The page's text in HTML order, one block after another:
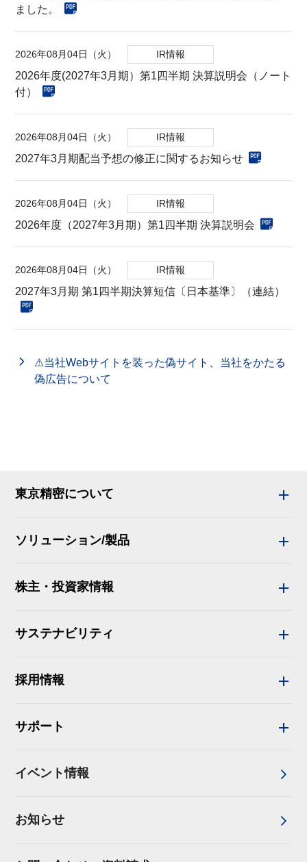
ました。
2026年08月04日（火） IR情報
2026年度(2027年3月期）第1四半期 決算説明会（ノート
付）
2026年08月04日（火） IR情報
2027年3月期配当予想の修正に関するお知らせ
2026年08月04日（火） IR情報
2026年度（2027年3月期）第1四半期 決算説明会
2026年08月04日（火） IR情報
2027年3月期 第1四半期決算短信〔日本基準〕（連結）
⚠当社Webサイトを装った偽サイト、当社をかたる
偽広告について
東京精密について
ソリューション/製品
株主・投資家情報
サステナビリティ
採用情報
サポート
イベント情報
お知らせ